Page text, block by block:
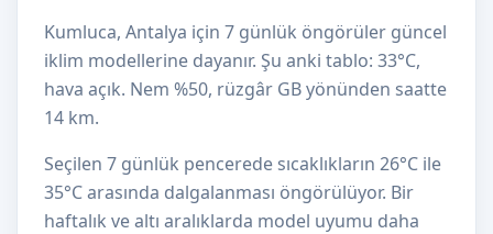
Kumluca, Antalya için 7 günlük öngörüler güncel
iklim modellerine dayanır. Şu anki tablo: 33°C,
hava açık. Nem %50, rüzgâr GB yönünden saatte
14 km.
Seçilen 7 günlük pencerede sıcaklıkların 26°C ile
35°C arasında dalgalanması öngörülüyor. Bir
haftalık ve altı aralıklarda model uyumu daha